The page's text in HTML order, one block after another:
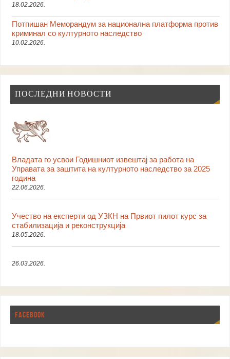
18.02.2026.
Потпишан Меморандум за национална платформа против
криминал со културното наследство
10.02.2026.
ПОСЛЕДНИ НОВОСТИ
Владата го усвои Годишниот извештај за работа на
Управата за заштита на културното наследство за 2025
година
22.06.2026.
Учество на експерти од УЗКН на Првиот пилот курс за
стабилизација и реконструкција
18.05.2026.
26.03.2026.
FACEBOOK